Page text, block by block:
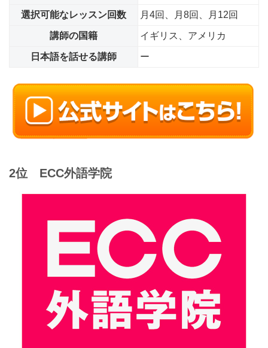
選択可能なレッスン回数 月4回、月8回、月12回
講師の国籍 イギリス、アメリカ
日本語を話せる講師 ー
2位 ECC外語学院